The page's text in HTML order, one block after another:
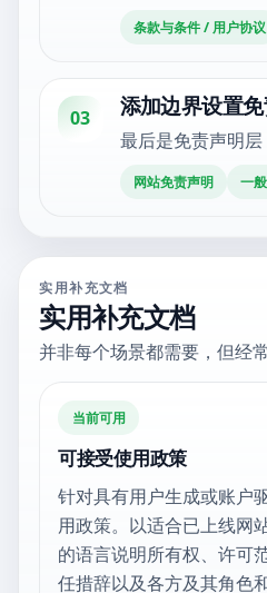
条款与条件 / 用户协议
03 添加边界设置
最后是免责声明层
网站免责声明 一
实用补充文档
实用补充文档
并非每个场景都需要，但经
当前可用
可接受使用政策
针对具有用户生成或账户
用政策。以适合已上线网
的语言说明所有权、许可
任措辞以及各方及其角色